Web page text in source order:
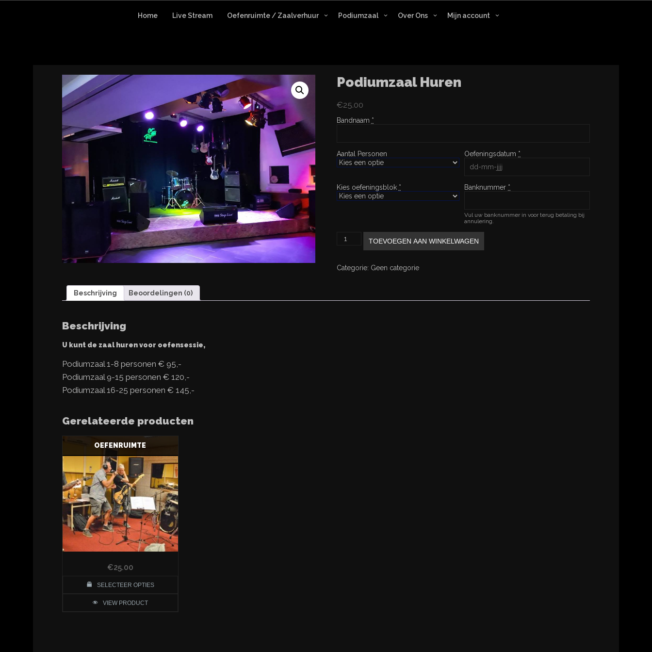
Home Live Stream Oefenruimte / Zaalverhuur Podiumzaal Over Ons Mijn account
Podiumzaal Huren
€25.00
Bandnaam *
Aantal Personen Oefeningsdatum *
Kies oefeningsblok * Banknummer *
Vul uw banknummer in voor terug betaling bij
annulering.
Podiumzaal
Huren
TOEVOEGEN AAN WINKELWAGEN
Categorie: Geen categorie
Beschrijving Beoordelingen (0)
Beschrijving
U kunt de zaal huren voor oefensessie,
Podiumzaal 1-8 personen € 95,-
Podiumzaal 9-15 personen € 120,-
Podiumzaal 16-25 personen € 145,-
Gerelateerde producten
OEFENRUIMTE
€25.00
SELECTEER OPTIES
VIEW PRODUCT